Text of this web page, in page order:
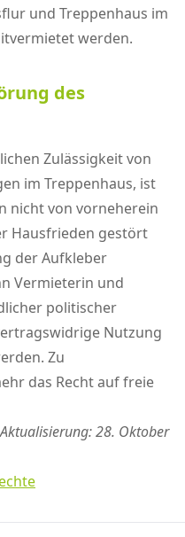
und Treppenhaus im
werden.
des
Zulässigkeit von
im Treppenhaus, ist
nicht von vorneherein
Hausfrieden gestört
der Aufkleber
Vermieterin und
politischer
Nutzung
Zu
das Recht auf freie
28. Oktober